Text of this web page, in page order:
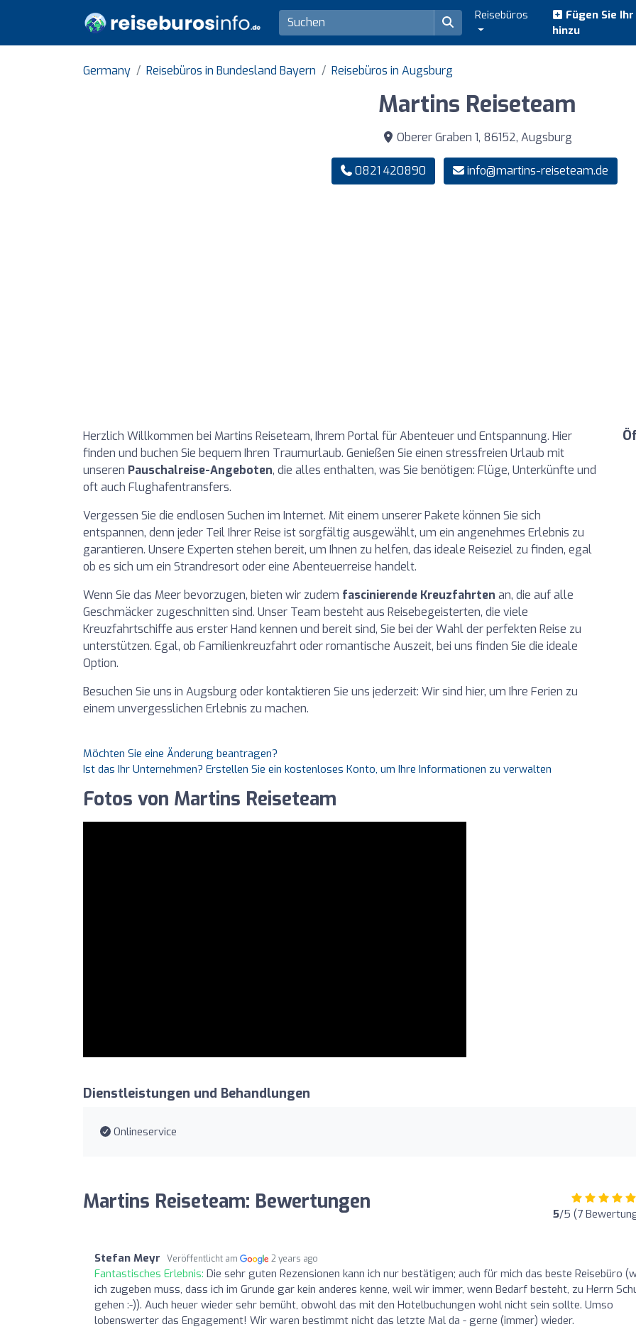
Reisebüros
Fügen Sie
hinzu
Germany Reisebüros in Bundesland Bayern Reisebüros in Augsburg
Martins Reiseteam
Oberer Graben 1, 86152, Augsburg
0821 420890 info@martins-reiseteam.de
Herzlich Willkommen bei Martins Reiseteam, Ihrem Portal für Abenteuer und Entspannung. Hier
finden und buchen Sie bequem Ihren Traumurlaub. Genießen Sie einen stressfreien Urlaub mit
unseren Pauschalreise-Angeboten, die alles enthalten, was Sie benötigen: Flüge, Unterkünfte und
oft auch Flughafentransfers.
Vergessen Sie die endlosen Suchen im Internet. Mit einem unserer Pakete können Sie sich
entspannen, denn jeder Teil Ihrer Reise ist sorgfältig ausgewählt, um ein angenehmes Erlebnis zu
garantieren. Unsere Experten stehen bereit, um Ihnen zu helfen, das ideale Reiseziel zu finden, egal
ob es sich um ein Strandresort oder eine Abenteuerreise handelt.
Wenn Sie das Meer bevorzugen, bieten wir zudem fascinierende Kreuzfahrten an, die auf alle
Geschmäcker zugeschnitten sind. Unser Team besteht aus Reisebegeisterten, die viele
Kreuzfahrtschiffe aus erster Hand kennen und bereit sind, Sie bei der Wahl der perfekten Reise zu
unterstützen. Egal, ob Familienkreuzfahrt oder romantische Auszeit, bei uns finden Sie die ideale
Option.
Besuchen Sie uns in Augsburg oder kontaktieren Sie uns jederzeit: Wir sind hier, um Ihre Ferien zu
einem unvergesslichen Erlebnis zu machen.
Möchten Sie eine Änderung beantragen?
Ist das Ihr Unternehmen? Erstellen Sie ein kostenloses Konto, um Ihre Informationen zu verwalten
Fotos von Martins Reiseteam
Dienstleistungen und Behandlungen
Onlineservice
Martins Reiseteam: Bewertungen 5/5 (7
Stefan Meyr Veröffentlicht am 2 years ago
Fantastisches Erlebnis: Die sehr guten Rezensionen kann ich nur bestätigen; auch für mich das beste Reisebüro
ich zugeben muss, dass ich im Grunde gar kein anderes kenne, weil wir immer, wenn Bedarf besteht, zu Herrn
gehen :-)). Auch heuer wieder sehr bemüht, obwohl das mit den Hotelbuchungen wohl nicht sein sollte. Umso
lobenswerter das Engagement! Wir waren bestimmt nicht das letzte Mal da - gerne (immer) wieder.